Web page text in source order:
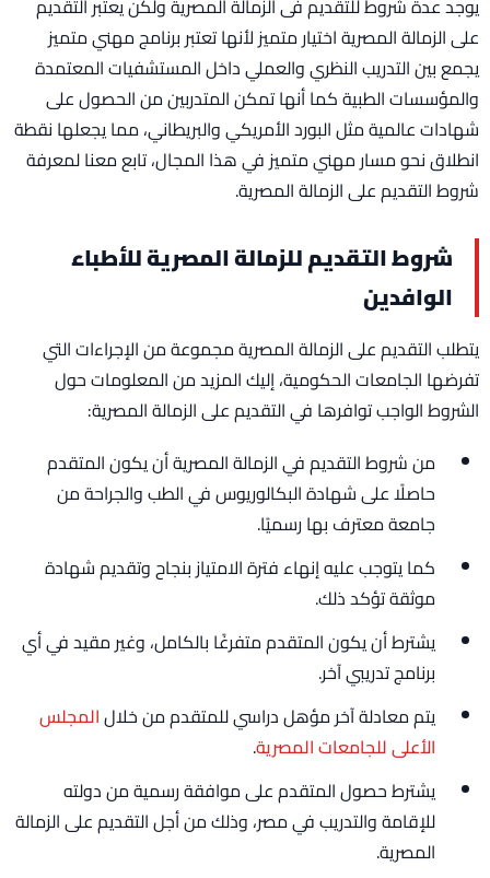
يوجد عدة شروط للتقديم فى الزمالة المصرية ولكن يعتبر التقديم
على الزمالة المصرية اختيار متميز لأنها تعتبر برنامج مهني متميز
يجمع بين التدريب النظري والعملي داخل المستشفيات المعتمدة
والمؤسسات الطبية كما أنها تمكن المتدربين من الحصول على
شهادات عالمية مثل البورد الأمريكي والبريطاني، مما يجعلها نقطة
انطلاق نحو مسار مهني متميز في هذا المجال، تابع معنا لمعرفة
شروط التقديم على الزمالة المصرية.
شروط التقديم للزمالة المصرية للأطباء
الوافدين
يتطلب التقديم على الزمالة المصرية مجموعة من الإجراءات التي
تفرضها الجامعات الحكومية، إليك المزيد من المعلومات حول
الشروط الواجب توافرها في التقديم على الزمالة المصرية:
من شروط التقديم في الزمالة المصرية أن يكون المتقدم
حاصلًا على شهادة البكالوريوس في الطب والجراحة من
جامعة معترف بها رسميًا.
كما يتوجب عليه إنهاء فترة الامتياز بنجاح وتقديم شهادة
موثقة تؤكد ذلك.
يشترط أن يكون المتقدم متفرغًا بالكامل، وغير مقيد في أي
برنامج تدريبي آخر.
يتم معادلة آخر مؤهل دراسي للمتقدم من خلالالمجلس
الأعلى للجامعات المصرية.
يشترط حصول المتقدم على موافقة رسمية من دولته
للإقامة والتدريب في مصر، وذلك من أجل التقديم على الزمالة
المصرية.